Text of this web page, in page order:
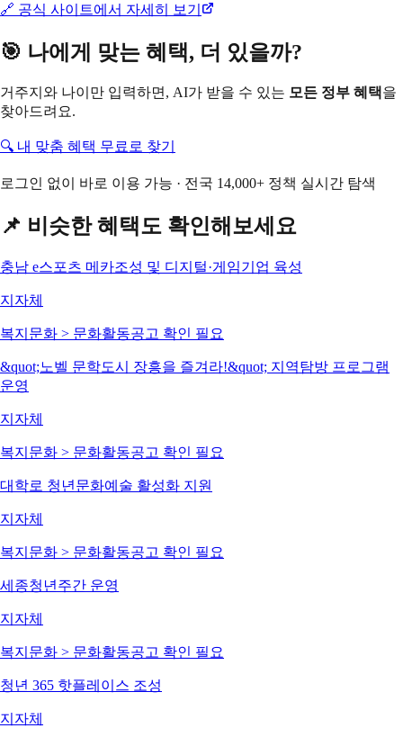
🔗 공식 사이트에서 자세히 보기
🎯 나에게 맞는 혜택, 더 있을까?
거주지와 나이만 입력하면, AI가 받을 수 있는 모든 정부 혜택을
찾아드려요.
🔍 내 맞춤 혜택 무료로 찾기
로그인 없이 바로 이용 가능 · 전국 14,000+ 정책 실시간 탐색
📌 비슷한 혜택도 확인해보세요
충남 e스포츠 메카조성 및 디지털·게임기업 육성
지자체
복지문화 > 문화활동공고 확인 필요
&quot;노벨 문학도시 장흥을 즐겨라!&quot; 지역탐방 프로그램
운영
지자체
복지문화 > 문화활동공고 확인 필요
대학로 청년문화예술 활성화 지원
지자체
복지문화 > 문화활동공고 확인 필요
세종청년주간 운영
지자체
복지문화 > 문화활동공고 확인 필요
청년 365 핫플레이스 조성
지자체